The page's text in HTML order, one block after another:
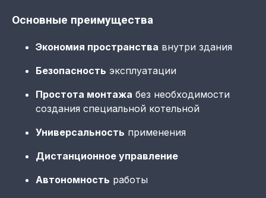
Основные преимущества
Экономия пространства внутри здания
Безопасность эксплуатации
Простота монтажа без необходимости
создания специальной котельной
Универсальность применения
Дистанционное управление
Автономность работы